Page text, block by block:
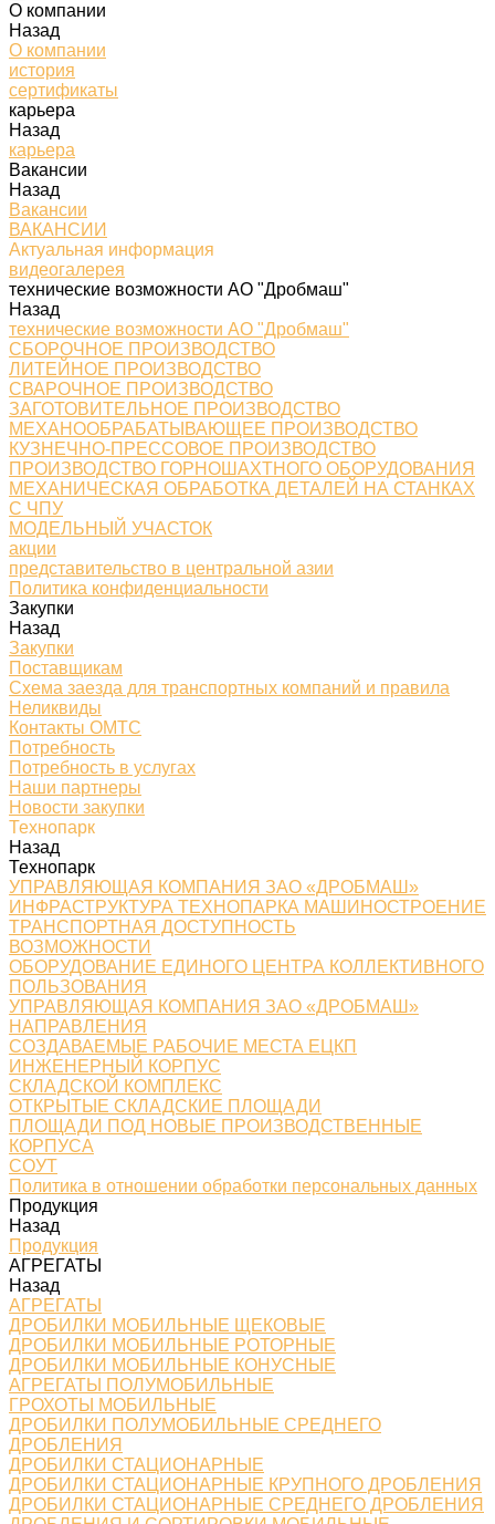
О компании
Назад
О компании
история
сертификаты
карьера
Назад
карьера
Вакансии
Назад
Вакансии
ВАКАНСИИ
Актуальная информация
видеогалерея
технические возможности АО "Дробмаш"
Назад
технические возможности АО "Дробмаш"
СБОРОЧНОЕ ПРОИЗВОДСТВО
ЛИТЕЙНОЕ ПРОИЗВОДСТВО
СВАРОЧНОЕ ПРОИЗВОДСТВО
ЗАГОТОВИТЕЛЬНОЕ ПРОИЗВОДСТВО
МЕХАНООБРАБАТЫВАЮЩЕЕ ПРОИЗВОДСТВО
КУЗНЕЧНО-ПРЕССОВОЕ ПРОИЗВОДСТВО
ПРОИЗВОДСТВО ГОРНОШАХТНОГО ОБОРУДОВАНИЯ
МЕХАНИЧЕСКАЯ ОБРАБОТКА ДЕТАЛЕЙ НА СТАНКАХ
С ЧПУ
МОДЕЛЬНЫЙ УЧАСТОК
акции
представительство в центральной азии
Политика конфиденциальности
Закупки
Назад
Закупки
Поставщикам
Схема заезда для транспортных компаний и правила
Неликвиды
Контакты ОМТС
Потребность
Потребность в услугах
Наши партнеры
Новости закупки
Технопарк
Назад
Технопарк
УПРАВЛЯЮЩАЯ КОМПАНИЯ ЗАО «ДРОБМАШ»
ИНФРАСТРУКТУРА ТЕХНОПАРКА МАШИНОСТРОЕНИЕ
ТРАНСПОРТНАЯ ДОСТУПНОСТЬ
ВОЗМОЖНОСТИ
ОБОРУДОВАНИЕ ЕДИНОГО ЦЕНТРА КОЛЛЕКТИВНОГО
ПОЛЬЗОВАНИЯ
УПРАВЛЯЮЩАЯ КОМПАНИЯ ЗАО «ДРОБМАШ»
НАПРАВЛЕНИЯ
СОЗДАВАЕМЫЕ РАБОЧИЕ МЕСТА ЕЦКП
ИНЖЕНЕРНЫЙ КОРПУС
СКЛАДСКОЙ КОМПЛЕКС
ОТКРЫТЫЕ СКЛАДСКИЕ ПЛОЩАДИ
ПЛОЩАДИ ПОД НОВЫЕ ПРОИЗВОДСТВЕННЫЕ
КОРПУСА
СОУТ
Политика в отношении обработки персональных данных
Продукция
Назад
Продукция
АГРЕГАТЫ
Назад
АГРЕГАТЫ
ДРОБИЛКИ МОБИЛЬНЫЕ ЩЕКОВЫЕ
ДРОБИЛКИ МОБИЛЬНЫЕ РОТОРНЫЕ
ДРОБИЛКИ МОБИЛЬНЫЕ КОНУСНЫЕ
АГРЕГАТЫ ПОЛУМОБИЛЬНЫЕ
ГРОХОТЫ МОБИЛЬНЫЕ
ДРОБИЛКИ ПОЛУМОБИЛЬНЫЕ СРЕДНЕГО
ДРОБЛЕНИЯ
ДРОБИЛКИ СТАЦИОНАРНЫЕ
ДРОБИЛКИ СТАЦИОНАРНЫЕ КРУПНОГО ДРОБЛЕНИЯ
ДРОБИЛКИ СТАЦИОНАРНЫЕ СРЕДНЕГО ДРОБЛЕНИЯ